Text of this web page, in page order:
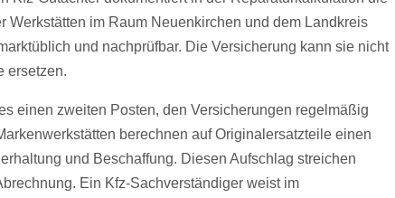
Werkstätten im Raum Neuenkirchen und dem Landkreis
und nachprüfbar. Die Versicherung kann sie nicht
ersetzen.
einen zweiten Posten, den Versicherungen regelmäßig
berechnen auf Originalersatzteile einen
und Beschaffung. Diesen Aufschlag streichen
Ein Kfz-Sachverständiger weist im